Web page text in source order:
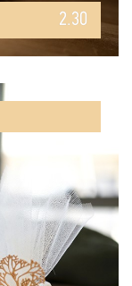
2.30